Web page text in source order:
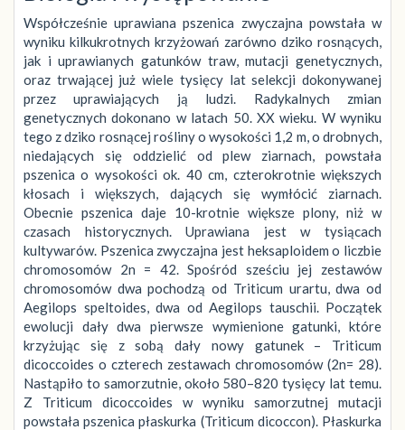
Współcześnie uprawiana pszenica zwyczajna powstała w
wyniku kilkukrotnych krzyżowań zarówno dziko rosnących,
jak i uprawianych gatunków traw, mutacji genetycznych,
oraz trwającej już wiele tysięcy lat selekcji dokonywanej
przez uprawiających ją ludzi. Radykalnych zmian
genetycznych dokonano w latach 50. XX wieku. W wyniku
tego z dziko rosnącej rośliny o wysokości 1,2 m, o drobnych,
niedających się oddzielić od plew ziarnach, powstała
pszenica o wysokości ok. 40 cm, czterokrotnie większych
kłosach i większych, dających się wymłócić ziarnach.
Obecnie pszenica daje 10-krotnie większe plony, niż w
czasach historycznych. Uprawiana jest w tysiącach
kultywarów. Pszenica zwyczajna jest heksaploidem o liczbie
chromosomów 2n = 42. Spośród sześciu jej zestawów
chromosomów dwa pochodzą od Triticum urartu, dwa od
Aegilops speltoides, dwa od Aegilops tauschii. Początek
ewolucji dały dwa pierwsze wymienione gatunki, które
krzyżując się z sobą dały nowy gatunek – Triticum
dicoccoides o czterech zestawach chromosomów (2n= 28).
Nastąpiło to samorzutnie, około 580–820 tysięcy lat temu.
Z Triticum dicoccoides w wyniku samorzutnej mutacji
powstała pszenica płaskurka (Triticum dicoccon). Płaskurka